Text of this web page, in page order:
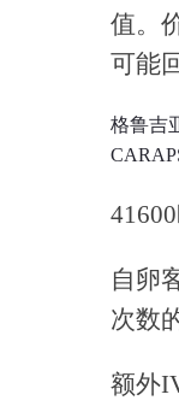
值。
可能
格鲁吉
自卵
次数
额外